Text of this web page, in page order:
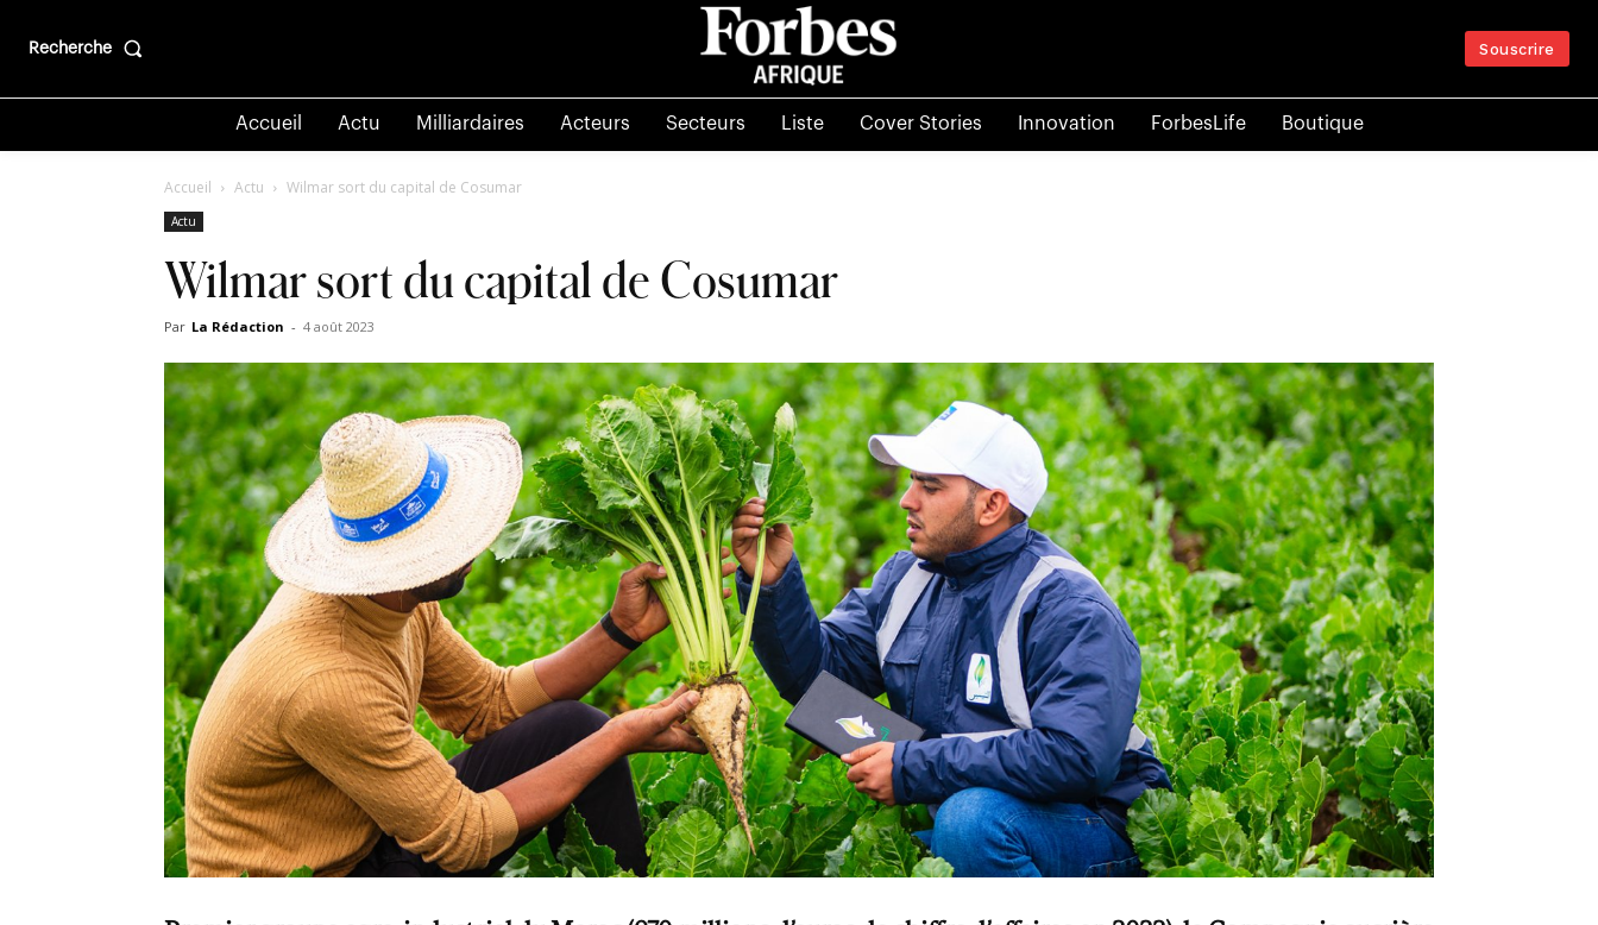
Recherche Souscrire
Accueil Actu Milliardaires Acteurs Secteurs Liste Cover Stories Innovation ForbesLife Boutique
Accueil Actu Wilmar sort du capital de Cosumar
Actu
Wilmar sort du capital de Cosumar
Par La Rédaction - 4 août 2023